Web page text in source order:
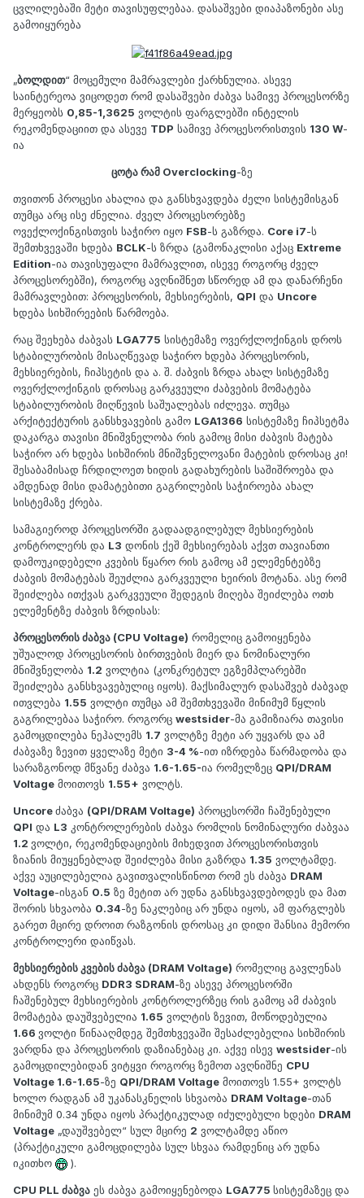
ცვლილებაში მეტი თავისუფლებაა. დასაშვები დიაპაზონები ასე
გამოიყურება
„ბოლდით“ მოცემული მამრავლები ქარხნულია. ასევე
საინტერეოა ვიცოდეთ რომ დასაშვები ძაბვა სამივე პროცესორზე
მერყეობს 0,85-1,3625 ვოლტის ფარგლებში ინტელის
რეკომენდაციით და ასევე TDP სამივე პროცესორისთვის 130 W-
ია
ცოტა რამ Overclocking-ზე
თვითონ პროცესი ახალია და განსხვავდება ძელი სისტემისგან
თუმცა არც ისე ძნელია. ძველ პროცესორებზე
ოვექლოქინგისთვის საჭირო იყო FSB-ს გაზრდა. Core i7-ს
შემთხვევაში ხდება BCLK-ს ზრდა (გამონაკლისი აქაც Extreme
Edition-ია თავისუფალი მამრავლით, ისევე როგორც ძველ
პროცესორებში), როგორც ავღნიშნეთ სწორედ ამ და დანარჩენი
მამრავლებით: პროცესორის, მეხსიერების, QPI და Uncore
ხდება სიხშირეების წარმოება.
რაც შეეხება ძაბვას LGA775 სისტემაზე ოვერქლოქინგის დროს
სტაბილურობის მისაღწევად საჭირო ხდება პროცესორის,
მეხსიერების, ჩიპსეტის და ა. შ. ძაბვის ზრდა ახალ სისტემაზე
ოვერქლოქინგის დროსაც გარკვეული ძაბვების მომატება
სტაბილურობის მიღწევის საშუალებას იძლევა. თუმცა
არქიტექტურის განსხვავების გამო LGA1366 სისტემაზე ჩიპსეტმა
დაკარგა თავისი მნიშვნელობა რის გამოც მისი ძაბვის მატება
საჭირო არ ხდება სიხშირის მნიშვნელოვანი მატების დროსაც კი!
შესაბამისად ჩრდილოეთ ხიდის გადახურების საშიშროება და
ამდენად მისი დამატებითი გაგრილების საჭიროება ახალ
სისტემაზე ქრება.
სამაგიეროდ პროცესორში გადაადგილებულ მეხსიერების
კონტროლერს და L3 დონის ქეშ მეხსიერებას აქვთ თავიანთი
დამოუკიდებელი კვების წყარო რის გამოც ამ ელემენტებზე
ძაბვის მომატებას შეუძლია გარკვეული ხეირის მოტანა. ასე რომ
შეიძლება ითქვას გარკვეული შედეგის მიღება შეიძლება ოთხ
ელემენტზე ძაბვის ზრდისას:
პროცესორის ძაბვა (CPU Voltage) რომელიც გამოიყენება
უშუალოდ პროცესორის ბირთვების მიერ და ნომინალური
მნიშვნელობა 1.2 ვოლტია (კონკრეტულ ეგზემპლარებში
შეიძლება განსხვავებულიც იყოს). მაქსიმალურ დასაშვებ ძაბვად
ითვლება 1.55 ვოლტი თუმცა ამ შემთხვევაში მინიმუმ წყლის
გაგრილებაა საჭირო. როგორც westsider-მა გამიზიარა თავისი
გამოცდილება ნეჰალემს 1.7 ვოლტზე მეტი არ უყვარს და ამ
ძაბვაზე ზევით ყველაზე მეტი 3-4 %-ით იზრდება წარმადობა და
სარაზგონოდ მწვანე ძაბვა 1.6-1.65-ია რომელზეც QPI/DRAM
Voltage მოითოვს 1.55+ ვოლტს.
Uncoreძაბვა (QPI/DRAM Voltage) პროცესორში ჩაშენებული
QPI და L3 კონტროლერების ძაბვა რომლის ნომინალური ძაბვაა
1.2 ვოლტი, რეკომენდაციების მიხედვით პროცესორისთვის
ზიანის მიუყენებლად შეიძლება მისი გაზრდა 1.35 ვოლტამდე.
აქვე აუცილებელია გავითვალისწინოთ რომ ეს ძაბვა DRAM
Voltage-ისგან 0.5 ზე მეტით არ უდნა განსხვავდებოდეს და მათ
შორის სხვაობა 0.34-ზე ნაკლებიც არ უნდა იყოს, ამ ფარგლებს
გარეთ მცირე დროით რაზგონის დროსაც კი დიდი შანსია მემორი
კონტროლერი დაიწვას.
მეხსიერების კვების ძაბვა (DRAM Voltage) რომელიც გავლენას
ახდენს როგორც DDR3 SDRAM-ზე ასევე პროცესორში
ჩაშენებულ მეხსიერების კონტროლერზეც რის გამოც ამ ძაბვის
მომატება დაუშვებელია 1.65 ვოლტის ზევით, მოწოდებულია
1.66 ვოლტი წინააღმდეგ შემთხვევაში შესაძლებელია სიხშირის
ვარდნა და პროცესორის დაზიანებაც კი. აქვე ისევ westsider-ის
გამოცდილებიდან ვიტყვი როგორც ზემოთ ავღნიშნე CPU
Voltage 1.6-1.65-ზე QPI/DRAM Voltage მოითოვს 1.55+ ვოლტს
ხოლო რადგან ამ უკანასკნელის სხვაობა DRAM Voltage-თან
მინიმუმ 0.34 უნდა იყოს პრაქტიკულად იძულებული ხდები DRAM
Voltage „დაუშვებელ“ სულ მცირე 2 ვოლტამდე აწიო
(პრაქტიკული გამოცდილება სულ სხვაა რამდენიც არ უდნა
იკითხო
).
CPU PLL ძაბვა ეს ძაბვა გამოიყენებოდა LGA775 სისტემაზეც და